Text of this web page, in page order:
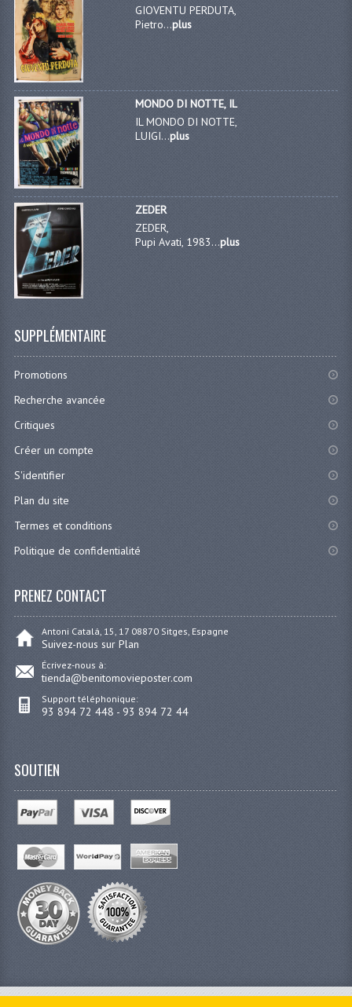
GIOVENTU PERDUTA,
Pietro...plus
MONDO DI NOTTE, IL
IL MONDO DI NOTTE,
LUIGI...plus
ZEDER
ZEDER,
Pupi Avati, 1983...plus
SUPPLÉMENTAIRE
Promotions
Recherche avancée
Critiques
Créer un compte
S'identifier
Plan du site
Termes et conditions
Politique de confidentialité
PRENEZ CONTACT
Antoni Catalá, 15, 17 08870 Sitges, Espagne
Suivez-nous sur Plan
Écrivez-nous à:
tienda@benitomovieposter.com
Support téléphonique:
93 894 72 448 - 93 894 72 44
SOUTIEN